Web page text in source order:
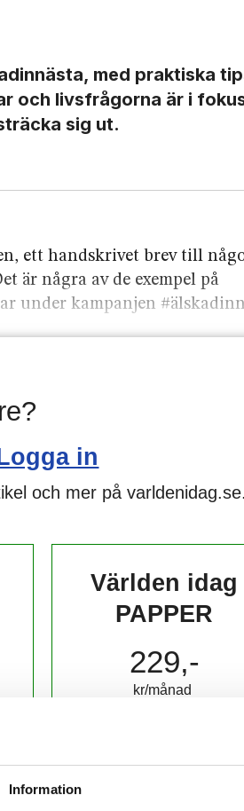
Information
med praktiska
och livsfrågorna är i
sig ut.
ett handskrivet brev till
är några av de exempel på
under kampanjen
in
och mer på
Världen idag
PAPPER
229,-
kr/månad ​​​​​​